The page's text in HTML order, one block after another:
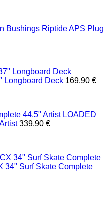
Riptide APS Plug
Longboard Deck 169,90 €
LOADED
339,90 €
34" Surf Skate Complete